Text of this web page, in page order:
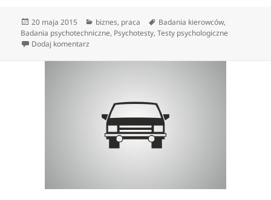
Data
publikacji
20 maja 2015 Kategorie
biznes, praca Tagi
Badania kierowców,
Badania psychotechniczne, Psychotesty,Testy psychologiczne
Dodaj komentarz